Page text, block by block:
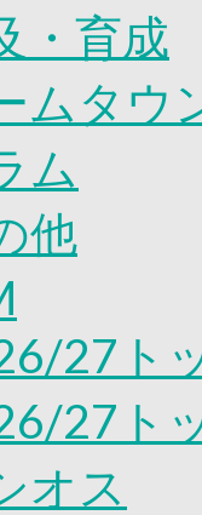
ユース
（ナラディーア）
ー募集
念
報
ビリティ
ェクト
・育成
ムタウ
ム
他
27ト
27ト
オス